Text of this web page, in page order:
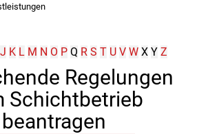
J K L M N O P Q R S T U V W X Y Z
Regelungen
Schichtbetrieb
beantragen